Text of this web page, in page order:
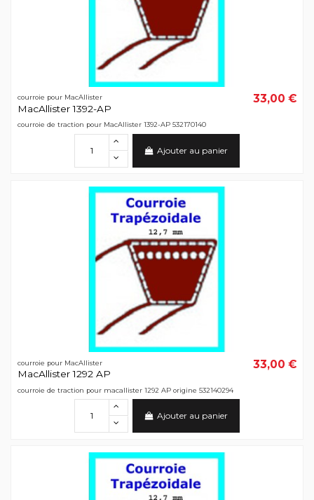
courroie pour MacAllister
MacAllister 1392-AP
33,00 €
courroie de traction pour MacAllister 1392-AP 532170140
Ajouter au panier
courroie pour MacAllister
MacAllister 1292 AP
33,00 €
courroie de traction pour macallister 1292 AP origine 532140294
Ajouter au panier